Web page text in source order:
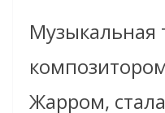
Музыкальная
Жарром,